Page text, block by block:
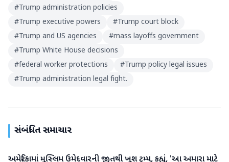
#Trump administration policies
#Trump executive powers #Trump court block
#Trump and US agencies #mass layoffs government
#Trump White House decisions
#federal worker protections #Trump policy legal issues
#Trump administration legal fight.
સંબંધિત સમાચાર
આંતરરાષ્ટ્રીય
અમેરિકામાં મુસ્લિમ ઉમેદવારની જીતથી ખુશ ટ્રમ્પ, કહ્યું, 'આ અમારા માટે